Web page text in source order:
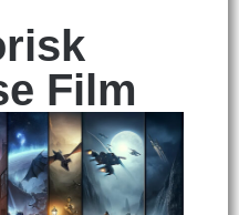
Film